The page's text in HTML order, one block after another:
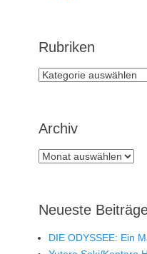
Rubriken
Rubriken
Archiv
Archiv
Neueste
DIE ODYSSEE: Ein